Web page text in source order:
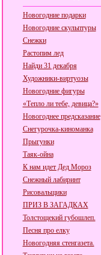
Новогодние подарки
Новогодние скульптуры
Снежки
Растопим лед
Найди 31 декабря
Художники-виртуозы
Новогодние фигуры
«Тепло ли тебе, девица?»
Новогоднее предсказание
Снегурочка-киноманка
Прыгунки
Таяк-ойна
К нам идет Дед Мороз
Снежный лабиринт
Рисовальщики
ПРИЗ В ЗАГАДКАХ
Толстощекий губошлеп.
Песня про елку
Новогодняя стенгазета.